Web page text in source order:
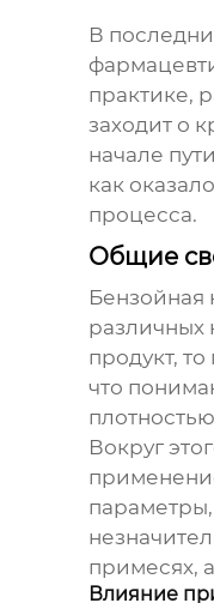
В
практике,
заходит о
начале
как
процесса.
Общие
Бензойная
различных
продукт,
что
Вокруг
примесях,
Влияние